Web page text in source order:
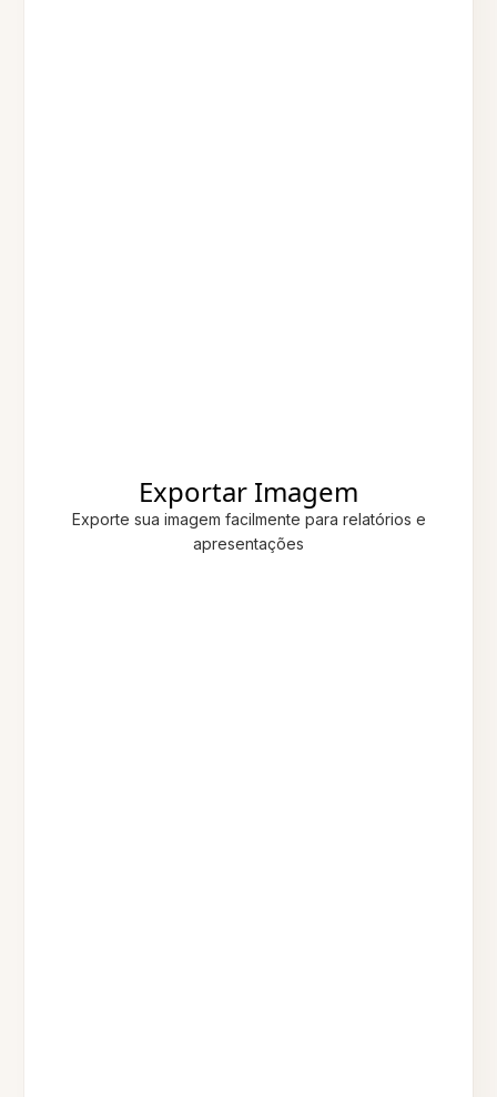
Exportar Imagem
Exporte sua imagem facilmente para relatórios e
apresentações